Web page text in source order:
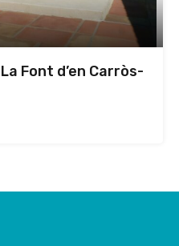
Font d’en Carròs-